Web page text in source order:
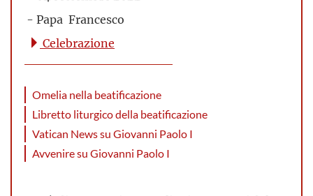
- Papa Francesco
Celebrazione
Omelia nella beatificazione
Libretto liturgico della beatificazione
Vatican News su Giovanni Paolo I
Avvenire su Giovanni Paolo I